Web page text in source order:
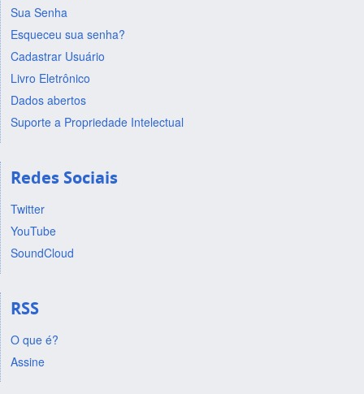
Sua Senha
Esqueceu sua senha?
Cadastrar Usuário
Livro Eletrônico
Dados abertos
Suporte a Propriedade Intelectual
Redes Sociais
Twitter
YouTube
SoundCloud
RSS
O que é?
Assine